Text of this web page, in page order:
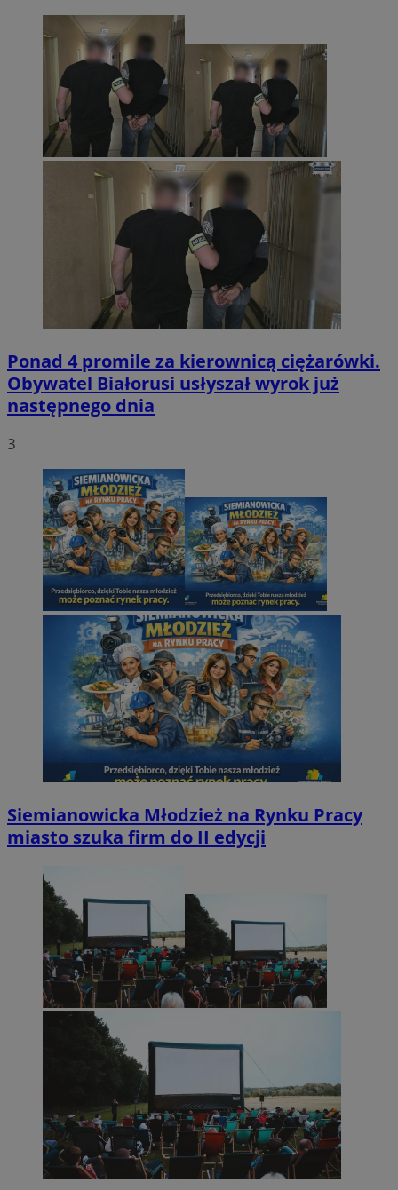
Ponad 4 promile za kierownicą ciężarówki.
Obywatel Białorusi usłyszał wyrok już
następnego dnia
3
Siemianowicka Młodzież na Rynku Pracy
miasto szuka firm do II edycji